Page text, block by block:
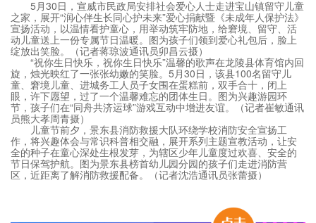
5月30日，宣威市民政局安排社会爱心人士走进宝山镇留守儿童
之家，展开“润心伴生长同心护未来”爱心捐献暨《未成年人保护法》
宣扬活动，以温情看护童心，用举动筑牢防地，给窘境、留守、活
动儿童送上一份专属节日温暖。图为孩子们领到爱心礼包后，脸上
绽放出笑脸。（记者蒋琼波通讯员卯昌云摄）
“祝你生日快乐，祝你生日快乐”温馨的歌声在龙陵县体育馆内回
旋，烛光映红了一张张幼嫩的笑脸。5月30日，该县100名留守儿
童、窘境儿童、进城务工人员子女围在蛋糕前，双手合十，闭上
眼，许下愿望，过了一个温馨难忘的团体生日。图为兴趣游园环
节，孩子们在“同舟共济运球”游戏互动中增进友谊。（记者崔敏通讯
员熊大孝周青摄）
儿童节前夕，景东县消防救援大队环绕学校消防安全宣扬工
作，将兴趣体会与常识科普相交融，展开系列主题宣教活动，让安
全的种子在童心深处生根发芽，为辖区少年儿童度过欢喜、安全的
节日保驾护航。图为景东县榜首幼儿园分园的孩子们走进消防营
区，近距离了解消防救援配备。（记者沈浩通讯员张蕾摄）